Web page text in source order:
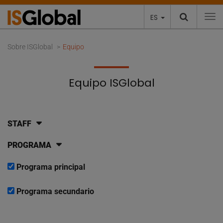
ES
Sobre ISGlobal Equipo
Equipo ISGlobal
STAFF
PROGRAMA
Programa principal
Programa secundario